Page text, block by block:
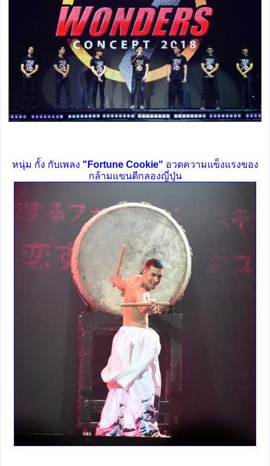
หนุ่ม กั้ง กับเพลง "Fortune Cookie" อวดความแข็งแรงของ
กล้ามแขนตีกลองญี่ปุ่น